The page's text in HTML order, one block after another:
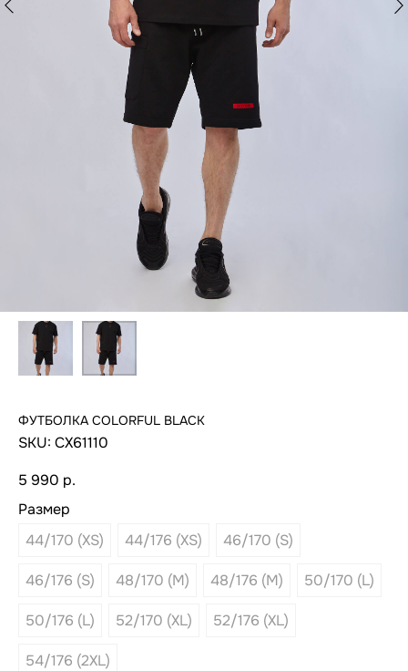
ФУТБОЛКА COLORFUL BLACK
SKU: CX61110
5 990 р.
Размер
44/170 (XS)
44/176 (XS) 46/170 (S)
46/176 (S) 48/170 (M) 48/176 (M) 50/170 (L)
50/176 (L) 52/170 (XL) 52/176 (XL)
54/176 (2XL)